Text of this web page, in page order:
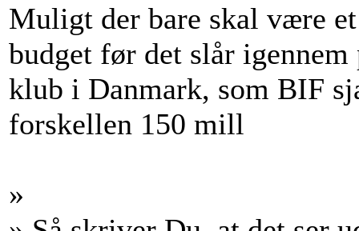
Muligt der bare skal være
budget før det slår
klub i Danmark, som BIF
forskellen 150 mill
»